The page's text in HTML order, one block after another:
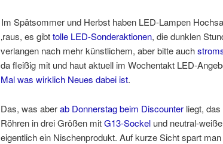
Im Spätsommer und Herbst haben LED-Lampen
‚raus, es gibttolle LED-Sonderaktionen, die dunklen
verlangen nach mehr künstlichem, aber bitte auch
da fleißig mit und haut aktuell im Wochentakt LED-
Mal was wirklich Neues dabei ist.
Das, was aberab Donnerstag beim Discounter liegt,
Röhren in drei Größen mitG13-Sockel und neutral-
eigentlich ein Nischenprodukt. Auf kurze Sicht spart